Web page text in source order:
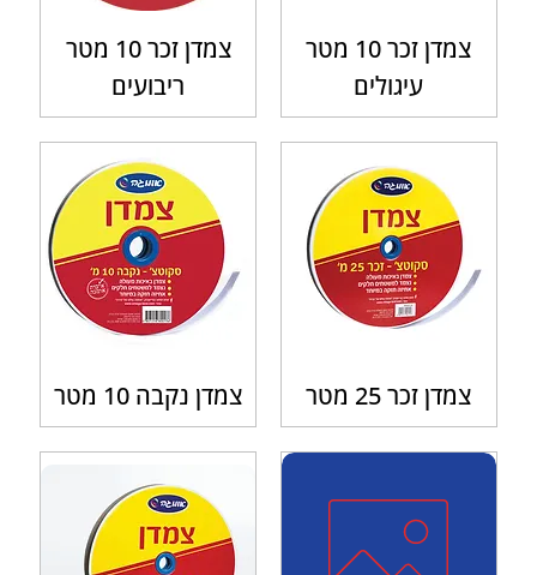
צמדן זכר 10 מטר
עיגולים
צמדן זכר 10 מטר
ריבועים
צמדן זכר 25 מטר צמדן נקבה 10 מטר